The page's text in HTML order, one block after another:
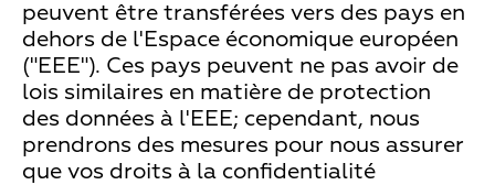
peuvent être transférées vers des pays en
dehors de l'Espace économique européen
("EEE"). Ces pays peuvent ne pas avoir de
lois similaires en matière de protection
des données à l'EEE; cependant, nous
prendrons des mesures pour nous assurer
que vos droits à la confidentialité